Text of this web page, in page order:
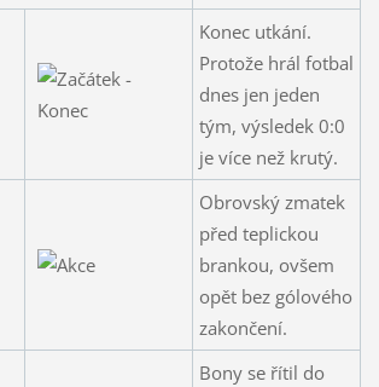
Konec utkání.
Protože hrál fotbal
dnes jen jeden
tým, výsledek 0:0
je více než krutý.
Obrovský zmatek
před teplickou
brankou, ovšem
opět bez gólového
zakončení.
Bony se řítil do